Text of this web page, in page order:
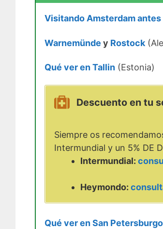
Visitando Amsterdam antes
Warnemünde y Rostock
Qué ver en Tallin (Estonia)
Descuento en tu
Siempre os
Intermundial y un 5% DE
Intermundial:
Heymondo:
Qué ver en San